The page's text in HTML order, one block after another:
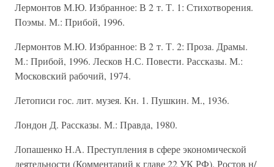
Лермонтов М.Ю. Избранное: В 2 т. Т. 1: Стихотворения.
Поэмы. М.: Прибой, 1996.
Лермонтов М.Ю. Избранное: В 2 т. Т. 2: Проза. Драмы.
М.: Прибой, 1996. Лесков Н.С. Повести. Рассказы. М.:
Московский рабочий, 1974.
Летописи гос. лит. музея. Кн. 1. Пушкин. М., 1936.
Лондон Д. Рассказы. М.: Правда, 1980.
Лопашенко Н.А. Преступления в сфере экономической
деятельности (Комментарий к главе 22 УК РФ). Ростов н/